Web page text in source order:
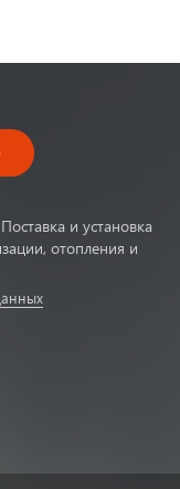
и установка
отопления и